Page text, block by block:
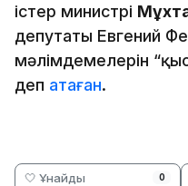
істер министрі
депутаты Евгений
мәлімдемелерін
деп атаған.
🤍 Ұнайды 0